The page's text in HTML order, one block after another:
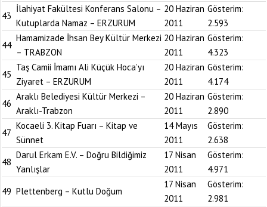
43
İlahiyat Fakültesi Konferans Salonu –
Kutuplarda Namaz – ERZURUM
20 Haziran
2011
Gösterim:
2.593
44
Hamamizade İhsan Bey Kültür Merkezi
– TRABZON
20 Haziran
2011
Gösterim:
4.323
45
Taş Camii İmamı Ali Küçük Hoca’yı
Ziyaret – ERZURUM
20 Haziran
2011
Gösterim:
4.174
46
Araklı Belediyesi Kültür Merkezi –
Araklı-Trabzon
20 Haziran
2011
Gösterim:
2.890
47
Kocaeli 3. Kitap Fuarı – Kitap ve
Sünnet
14 Mayıs
2011
Gösterim:
2.638
48
Darul Erkam E.V. – Doğru Bildiğimiz
Yanlışlar
17 Nisan
2011
Gösterim:
4.971
49 Plettenberg – Kutlu Doğum
17 Nisan
2011
Gösterim:
2.981